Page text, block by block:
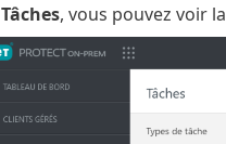
Tâches, vous pouvez voir la